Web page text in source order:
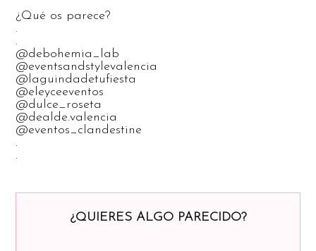
¿Qué os parece?
.
.
@debohemia_lab
@eventsandstylevalencia
@laguindadetufiesta
@eleyceeventos
@dulce_roseta
@dealde.valencia
@eventos_clandestine
.
.
¿QUIERES ALGO PARECIDO?